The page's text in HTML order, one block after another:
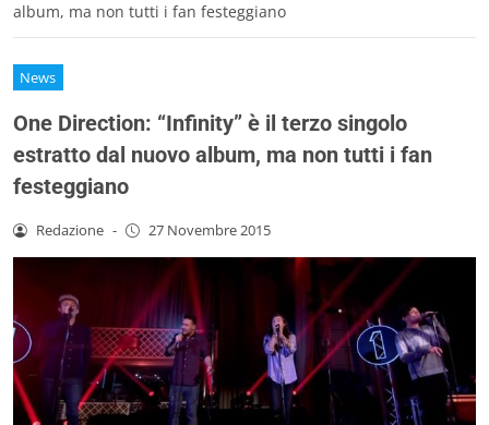
album, ma non tutti i fan festeggiano
News
One Direction: “Infinity” è il terzo singolo
estratto dal nuovo album, ma non tutti i fan
festeggiano
Redazione - 27 Novembre 2015